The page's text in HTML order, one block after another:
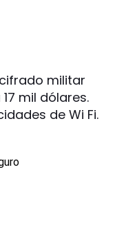
militar
mil dólares.
de Wi Fi.